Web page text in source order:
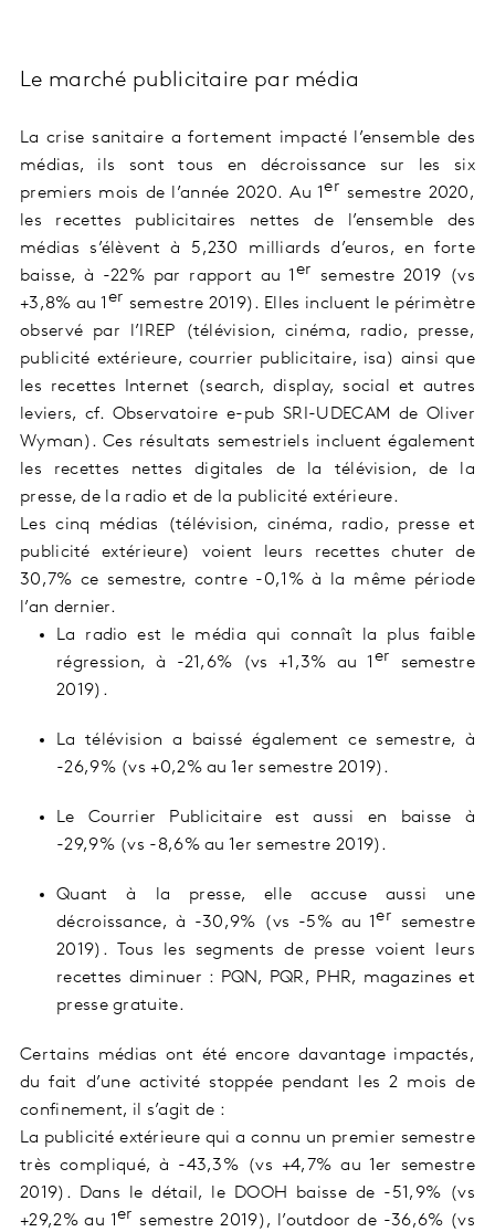
Le marché publicitaire par média
La crise sanitaire a fortement impacté l’ensemble des
médias, ils sont tous en décroissance sur les six
premiers mois de l’année 2020.Au 1er semestre 2020,
les recettes publicitaires nettes de l’ensemble des
médias s’élèvent à 5,230 milliards d’euros, en forte
baisse, à -22% par rapport au 1 er semestre 2019 (vs
+3,8% au 1 er semestre 2019). Elles incluent le périmètre
observé par l’IREP (télévision, cinéma, radio, presse,
publicité extérieure, courrier publicitaire, isa) ainsi que
les recettes Internet (search, display, social et autres
leviers, cf. Observatoire e-pub SRI-UDECAM de Oliver
Wyman). Ces résultats semestriels incluent également
les recettes nettes digitales de la télévision, de la
presse, de la radio et de la publicité extérieure.
Les cinq médias (télévision, cinéma, radio, presse et
publicité extérieure) voient leurs recettes chuter de
30,7% ce semestre, contre -0,1% à la même période
l’an dernier.
La radio est le média qui connaît la plus faible
régression, à -21,6% (vs +1,3% au 1 er semestre
2019).
La télévision a baissé également ce semestre, à
-26,9% (vs +0,2% au 1er semestre 2019).
Le Courrier Publicitaire est aussi en baisse à
-29,9% (vs -8,6% au 1er semestre 2019).
Quant à la presse, elle accuse aussi une
décroissance, à -30,9% (vs -5% au 1er semestre
2019). Tous les segments de presse voient leurs
recettes diminuer : PQN, PQR, PHR, magazines et
presse gratuite.
Certains médias ont été encore davantage impactés,
du fait d’une activité stoppée pendant les 2 mois de
confinement, il s’agit de :
La publicité extérieure qui a connu un premier semestre
très compliqué, à -43,3% (vs +4,7% au 1er semestre
2019). Dans le détail, le DOOH baisse de -51,9% (vs
+29,2% au 1er semestre 2019), l’outdoor de -36,6% (vs